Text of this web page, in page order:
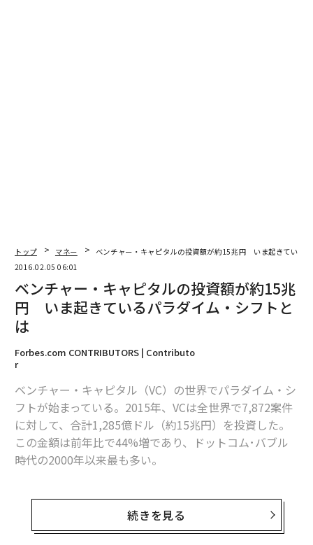
編集＝速水由美
2026年9月号発売中
最新号の購入はこちらから
メンバーシップに登録する
トップ マネー
ベンチャー・キャピタルの投資額が約15兆円 いま起きている
2016.02.05 06:01
ベンチャー・キャピタルの投資額が約15兆
円 いま起きているパラダイム・シフトと
は
Forbes.com CONTRIBUTORS | Contributo
r
ベンチャー・キャピタル（VC）の世界でパラダイム・シ
フトが始まっている。2015年、VCは全世界で7,872案件
に対して、合計1,285億ドル（約15兆円）を投資した。
この金額は前年比で44%増であり、ドットコム･バブル
時代の2000年以来最も多い。
ほとんどの投資は、1案件当たり1億ドルを超えるような
いわゆる”メガディール”に向けられており、かつ投資先
も、ウーバーのような成熟したスタートアップに集中し
続きを見る